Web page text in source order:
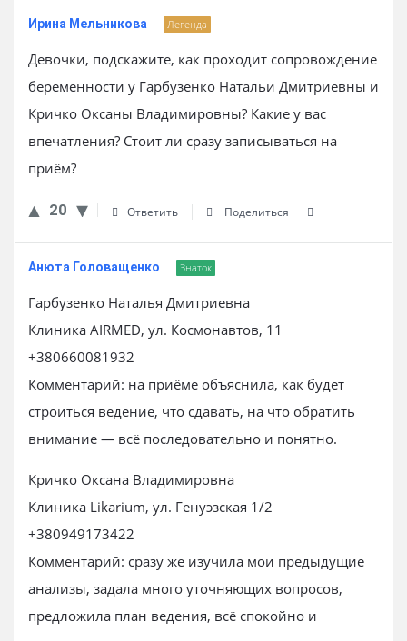
Ирина Мельникова Легенда
Девочки, подскажите, как проходит сопровождение
беременности у Гарбузенко Натальи Дмитриевны и
Кричко Оксаны Владимировны? Какие у вас
впечатления? Стоит ли сразу записываться на
приём?
20 Ответить Поделиться
Анюта Головащенко Знаток
Гарбузенко Наталья Дмитриевна
Клиника AIRMED, ул. Космонавтов, 11
+380660081932
Комментарий: на приёме объяснила, как будет
строиться ведение, что сдавать, на что обратить
внимание — всё последовательно и понятно.
Кричко Оксана Владимировна
Клиника Likarium, ул. Генуэзская 1/2
+380949173422
Комментарий: сразу же изучила мои предыдущие
анализы, задала много уточняющих вопросов,
предложила план ведения, всё спокойно и